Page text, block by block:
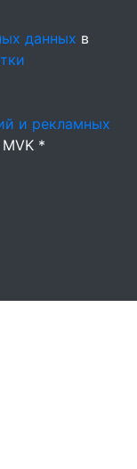
данных в
и рекламных
*